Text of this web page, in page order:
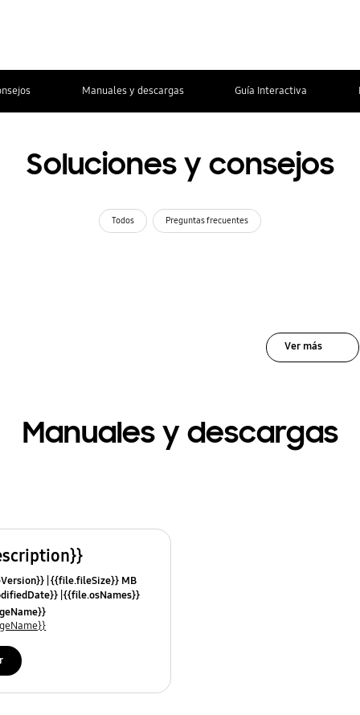
Manuales y descargas Guía Interactiva
Soluciones y consejos
Todos Preguntas frecuentes
Ver más
Manuales y descargas
{{file.fileSize}} MB
{{file.osNames}}